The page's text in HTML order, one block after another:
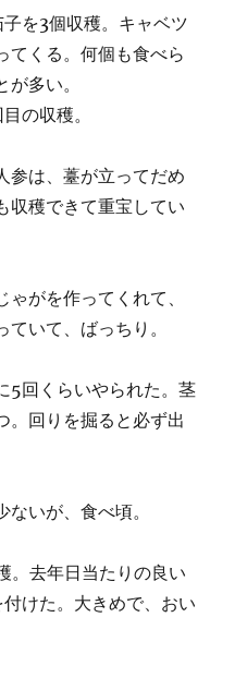
を3個収穫。キャベツ
てくる。何個も食べら
多い。
の収穫。
参は、薹が立ってだめ
収穫できて重宝してい
がを作ってくれて、
いて、ばっちり。
5回くらいやられた。茎
。回りを掘ると必ず出
いが、食べ頃。
。去年日当たりの良い
けた。大きめで、おい